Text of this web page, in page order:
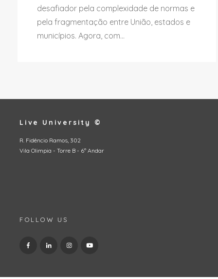
desafiador pela complexidade de normas e
pela fragmentação entre União, estados e
municípios. Agora, com...
Live University ©
R. Fidêncio Ramos, 302
Vila Olimpia - Torre B - 6º Andar
FOLLOW US